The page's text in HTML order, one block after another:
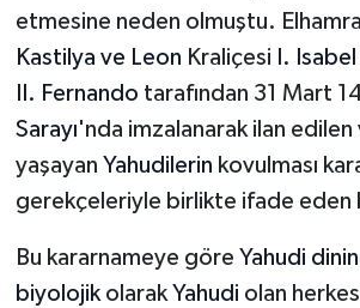
etmesine neden olmuştu.
Kastilya ve Leon Kraliçesi I. Isabel
II. Fernando tarafından 31 Mart
Sarayı'nda imzalanarak ilan edilen
yaşayan Yahudilerin kovulması
gerekçeleriyle birlikte ifade eden
Bu kararnameye göre Yahudi
biyolojikolarak Yahudi olan